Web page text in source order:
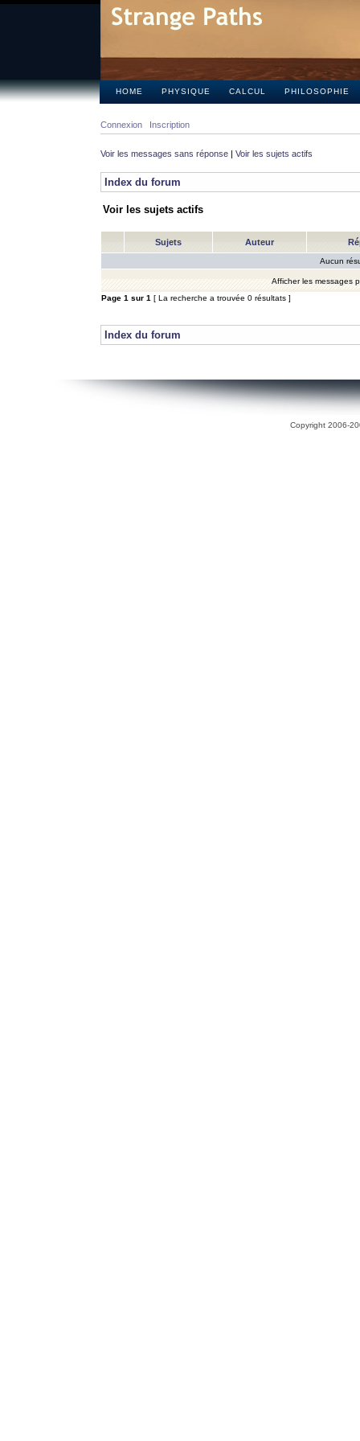
HOME PHYSIQUE CALCUL PHILOSOPHIE
Connexion Inscription
Voir les messages sans réponse | Voir les sujets actifs
Index du forum
Voir les sujets actifs
Sujets Auteur
Aucun
Afficher les messages
Page 1 sur 1 [ La recherche a trouvée 0 résultats ]
Index du forum
Copyright 2006-